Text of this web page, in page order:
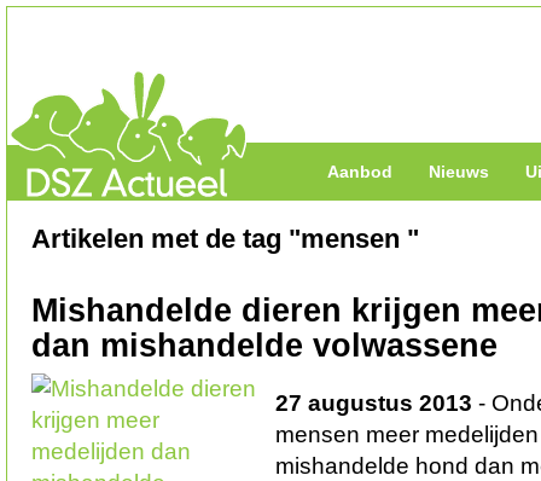
Aanbod Nieuws
Artikelen met de tag "mensen "
Mishandelde dieren krijgen
dan mishandelde volwassene
27 augustus 2013 -
mensen meer
mishandelde hond dan